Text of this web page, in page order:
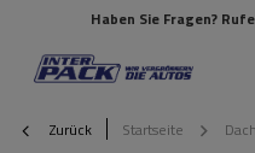
Haben Sie Fragen?
Zurück Startseite